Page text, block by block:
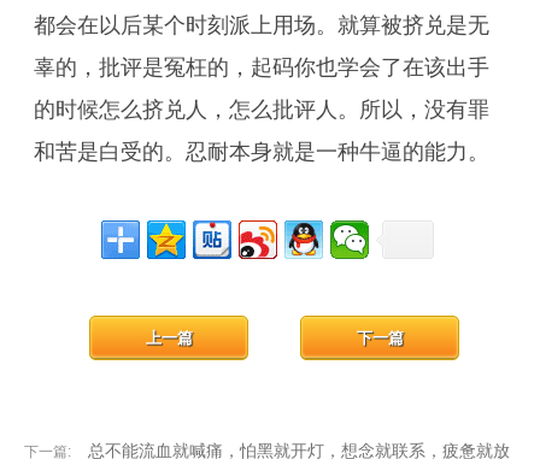
都会在以后某个时刻派上用场。就算被挤兑是无
辜的，批评是冤枉的，起码你也学会了在该出手
的时候怎么挤兑人，怎么批评人。所以，没有罪
和苦是白受的。忍耐本身就是一种牛逼的能力。
下一篇: 总不能流血就喊痛，怕黑就开灯，想念就联系，疲惫就放
下一篇
上一篇